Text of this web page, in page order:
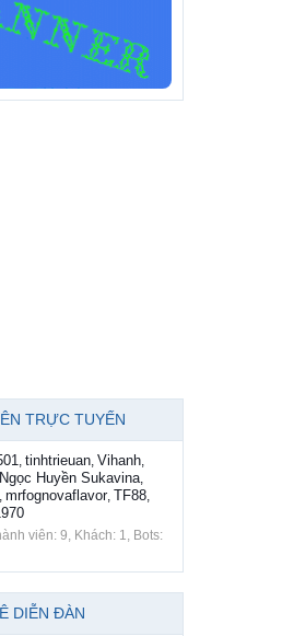
TRỰC TUYẾN
, tinhtrieuan, Vihanh,
Ngọc Huyền Sukavina,
, mrfognovaflavor, TF88,
viên: 9, Khách: 1, Bots:
DIỄN ĐÀN